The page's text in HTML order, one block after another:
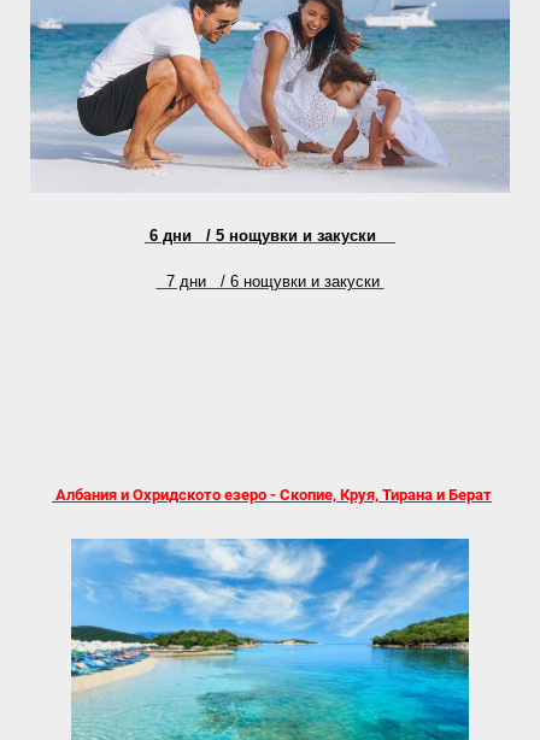
6 дни / 5 нощувки и закуски
7 дни / 6 нощувки и закуски
Албания и Охридското езеро - Скопие, Круя, Тирана и Берат